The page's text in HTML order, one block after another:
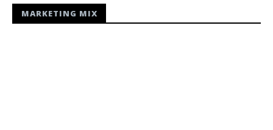
MARKETING MIX